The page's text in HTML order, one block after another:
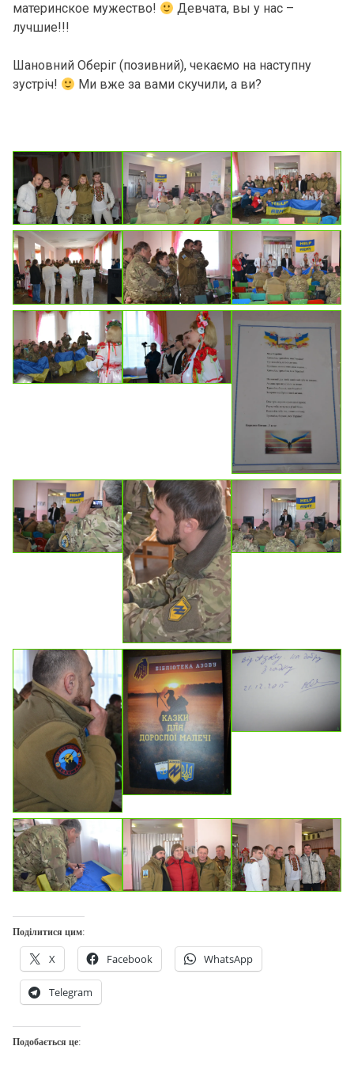
материнское мужество!
Девчата, вы у нас –
лучшие!!!
Шановний Оберіг (позивний), чекаємо на наступну
зустріч!
Ми вже за вами скучили, а ви?
Поділитися цим:
X Facebook WhatsApp
Telegram
Подобається це: